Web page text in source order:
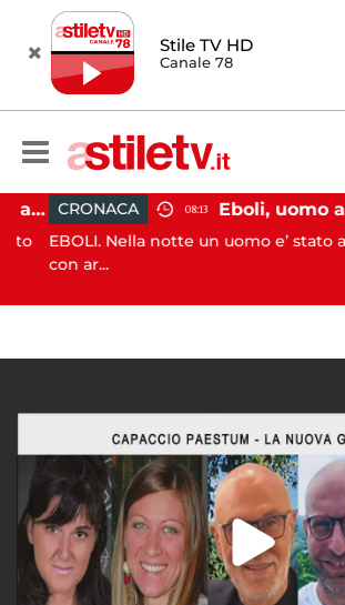
Stile TV HD
Canale 78
Pontecagnano, incidente in autostrada: 5 giovani feriti CRONACA 08:13
EBOLI. Nella notte un uomo e’ stato
con ar...